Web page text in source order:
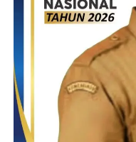
Setelah teridentifikasi,
sebelum diserahkan
Sebelumnya, warga
Walantaka, Kota Serang,
penemuan kerangka
pada Rabu.